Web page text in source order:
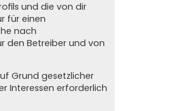
und die von dir
für einen
nach
den Betreiber und von
Grund gesetzlicher
Interessen erforderlich